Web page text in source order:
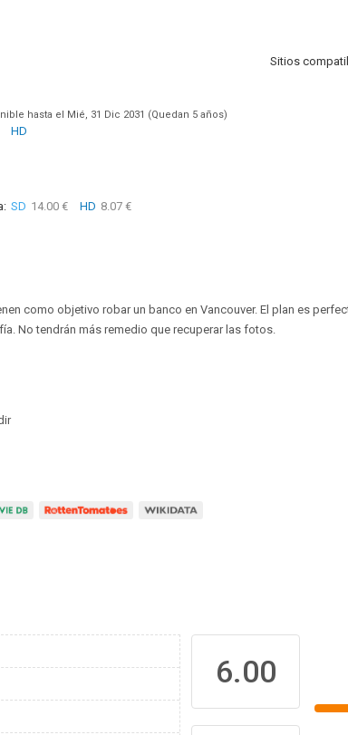
Sitios
hasta el Mié, 31 Dic 2031 (Quedan 5 años)
HD
SD 14.00 € HD 8.07 €
como objetivo robar un banco en Vancouver. El plan es
No tendrán más remedio que recuperar las fotos.
6.00